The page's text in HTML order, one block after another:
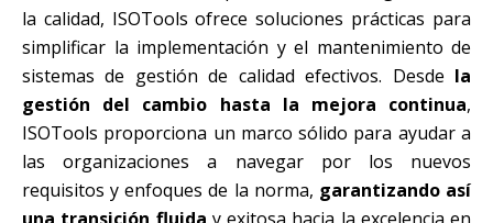
la calidad, ISOTools ofrece soluciones prácticas para
simplificar la implementación y el mantenimiento de
sistemas de gestión de calidad efectivos. Desde la
gestión del cambio hasta la mejora continua,
ISOTools proporciona un marco sólido para ayudar a
las organizaciones a navegar por los nuevos
requisitos y enfoques de la norma, garantizando así
una transición fluida y exitosa hacia la excelencia en